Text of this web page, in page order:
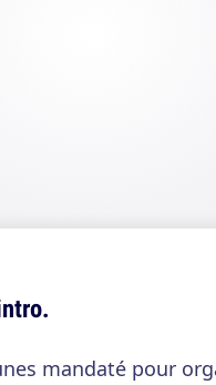
mandaté pour